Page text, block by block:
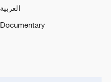
العربية
Documentary